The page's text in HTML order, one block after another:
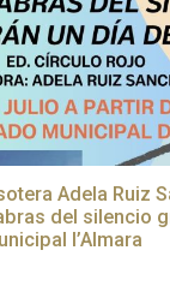
Adela Ruiz
del silencio
l’Almara